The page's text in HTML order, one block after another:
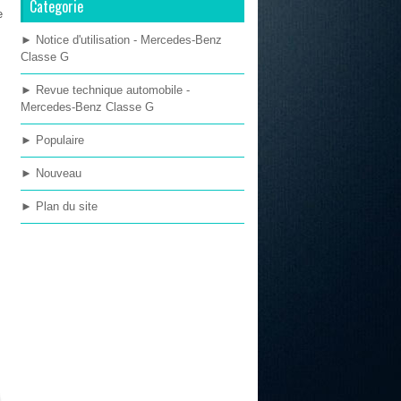
Categorie
► Notice d'utilisation - Mercedes-Benz
Classe G
► Revue technique automobile -
Mercedes-Benz Classe G
► Populaire
► Nouveau
► Plan du site